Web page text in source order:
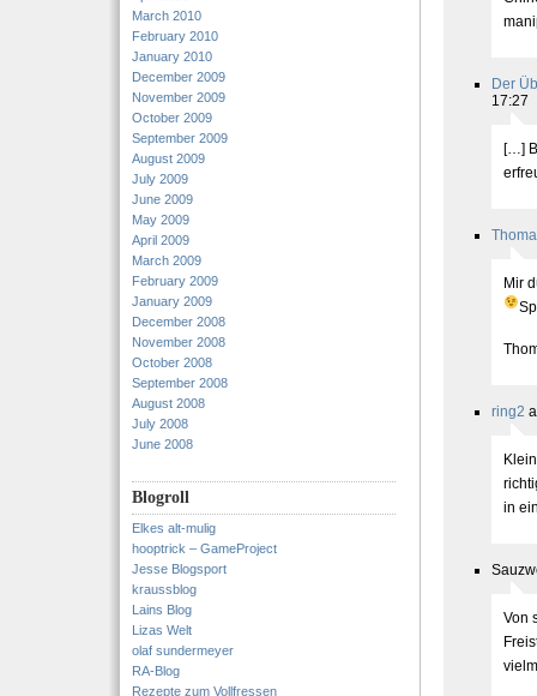
March 2010
February 2010
January 2010
December 2009
November 2009
October 2009
September 2009
August 2009
July 2009
June 2009
May 2009
April 2009
March 2009
February 2009
January 2009
December 2008
November 2008
October 2008
September 2008
August 2008
July 2008
June 2008
Blogroll
Elkes alt-mulig
hooptrick – GameProject
Jesse Blogsport
kraussblog
Lains Blog
Lizas Welt
olaf sundermeyer
RA-Blog
Rezepte zum Vollfressen
Der
17:27
[…]
Mir
ring2
in
Von